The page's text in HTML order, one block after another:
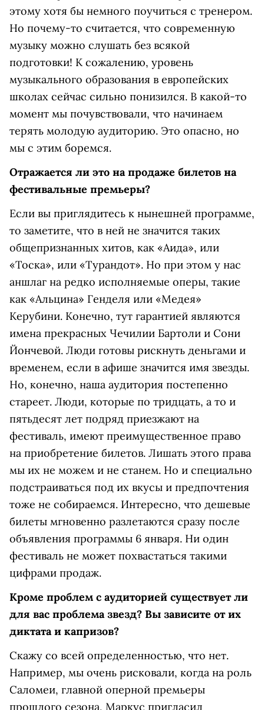
этому хотя бы немного поучиться с тренером.
Но почему-то считается, что современную
музыку можно слушать без всякой
подготовки! К сожалению, уровень
музыкального образования в европейских
школах сейчас сильно понизился. В какой-то
момент мы почувствовали, что начинаем
терять молодую аудиторию. Это опасно, но
мы с этим боремся.
Отражается ли это на продаже билетов на
фестивальные премьеры?
Если вы приглядитесь к нынешней программе,
то заметите, что в ней не значится таких
общепризнанных хитов, как «Аида», или
«Тоска», или «Турандот». Но при этом у нас
аншлаг на редко исполняемые оперы, такие
как «Альцина» Генделя или «Медея»
Керубини. Конечно, тут гарантией являются
имена прекрасных Чечилии Бартоли и Сони
Йончевой. Люди готовы рискнуть деньгами и
временем, если в афише значится имя звезды.
Но, конечно, наша аудитория постепенно
стареет. Люди, которые по тридцать, а то и
пятьдесят лет подряд приезжают на
фестиваль, имеют преимущественное право
на приобретение билетов. Лишать этого права
мы их не можем и не станем. Но и специально
подстраиваться под их вкусы и предпочтения
тоже не собираемся. Интересно, что дешевые
билеты мгновенно разлетаются сразу после
объявления программы 6 января. Ни один
фестиваль не может похвастаться такими
цифрами продаж.
Кроме проблем с аудиторией существует ли
для вас проблема звезд? Вы зависите от их
диктата и капризов?
Скажу со всей определенностью, что нет.
Например, мы очень рисковали, когда на роль
Саломеи, главной оперной премьеры
прошлого сезона, Маркус пригласил